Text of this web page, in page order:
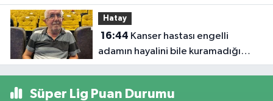
Hatay
16:44
adamın hayalini bile kuramadığı
evine kavuşunca döktüğü gözyaşı
Süper Lig Puan Durumu